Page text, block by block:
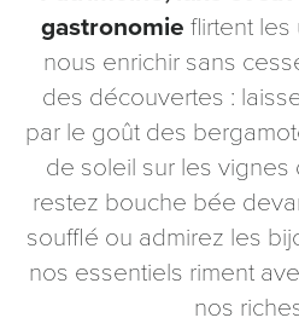
gastronomie flirtent
nous enrichir sans
des découvertes :
par le goût des
de soleil sur les vignes
restez bouche bée
soufflé ou admirez les
nos essentiels riment
nos